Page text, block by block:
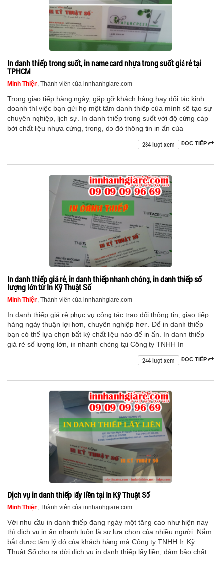
In danh thiếp trong suốt, in name card nhựa trong suốt giá rẻ tại
TPHCM
Minh Thiện, Thành viên của innhanhgiare.com
Trong giao tiếp hàng ngày, gặp gỡ khách hàng hay đối tác kinh
doanh thì việc bạn gửi họ một tấm danh thiếp của mình sẽ tạo sự
chuyên nghiệp, lịch sự. In danh thiếp trong suốt với độ cứng cáp
bởi chất liệu nhựa cứng, trong, do đó thông tin in ấn của
ĐỌC TIẾP
284 lượt xem
In danh thiếp giá rẻ, in danh thiếp nhanh chóng, in danh thiếp số
lượng lớn từ In Kỹ Thuật Số
Minh Thiện, Thành viên của innhanhgiare.com
In danh thiếp giá rẻ phục vụ công tác trao đổi thông tin, giao tiếp
hàng ngày thuận lợi hơn, chuyên nghiệp hơn. Để in danh thiếp
bạn có thể lựa chọn bất kỳ chất liệu nào để in ấn. In danh thiếp
giá rẻ số lượng lớn, in nhanh chóng tại Công ty TNHH In
ĐỌC TIẾP
244 lượt xem
Dịch vụ in danh thiếp lấy liền tại In Kỹ Thuật Số
Minh Thiện, Thành viên của innhanhgiare.com
Với nhu cầu in danh thiếp đang ngày một tăng cao như hiện nay
thì dịch vụ in ấn nhanh luôn là sự lựa chọn của nhiều người. Nắm
bắt được tâm lý đó của khách hàng mà Công ty TNHH In Kỹ
Thuật Số cho ra đời dịch vụ in danh thiếp lấy liền, đảm bảo chất